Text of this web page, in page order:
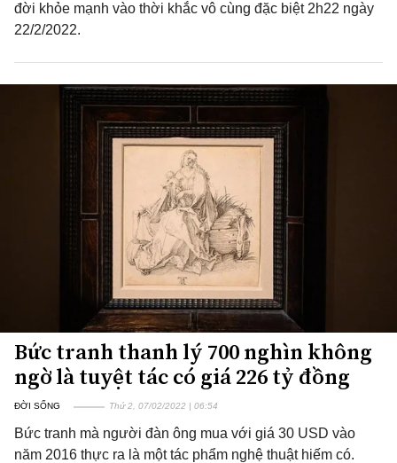
đời khỏe mạnh vào thời khắc vô cùng đặc biệt 2h22 ngày
22/2/2022.
Bức tranh thanh lý 700 nghìn không
ngờ là tuyệt tác có giá 226 tỷ đồng
ĐỜI SỐNG Thứ 2, 07/02/2022 | 06:54
Bức tranh mà người đàn ông mua với giá 30 USD vào
năm 2016 thực ra là một tác phẩm nghệ thuật hiếm có.